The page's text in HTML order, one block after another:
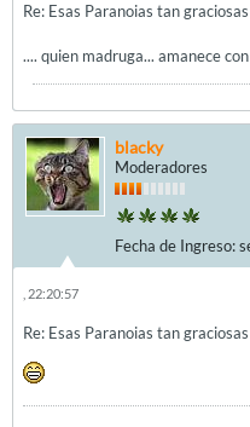
Re: Esas Paranoias tan graciosas
.... quien madruga... amanece
blacky
Moderadores
Fecha de Ingreso:
, 22:20:57
Re: Esas Paranoias tan graciosas